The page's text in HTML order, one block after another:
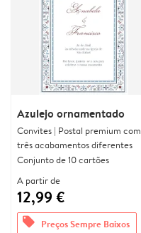
Azulejo ornamentado
Convites | Postal premium com
três acabamentos diferentes
Conjunto de 10 cartões
A partir de
12,99 €
offers Preços Sempre Baixos